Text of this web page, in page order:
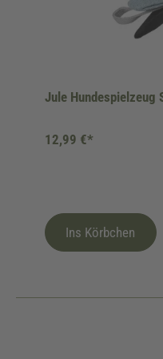
Jule Hundespielzeug
12,99 €*
Ins Körbchen